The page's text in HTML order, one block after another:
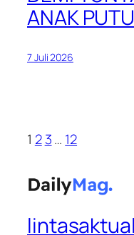
ANAK
7 Juli 2026
1 2 3… 12